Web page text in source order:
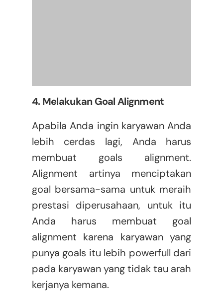
4. Melakukan Goal Alignment
Apabila Anda ingin karyawan Anda
lebih cerdas lagi, Anda harus
membuat goals alignment.
Alignment artinya menciptakan
goal bersama-sama untuk meraih
prestasi diperusahaan, untuk itu
Anda harus membuat goal
alignment karena karyawan yang
punya goals itu lebih powerfull dari
pada karyawan yang tidak tau arah
kerjanya kemana.